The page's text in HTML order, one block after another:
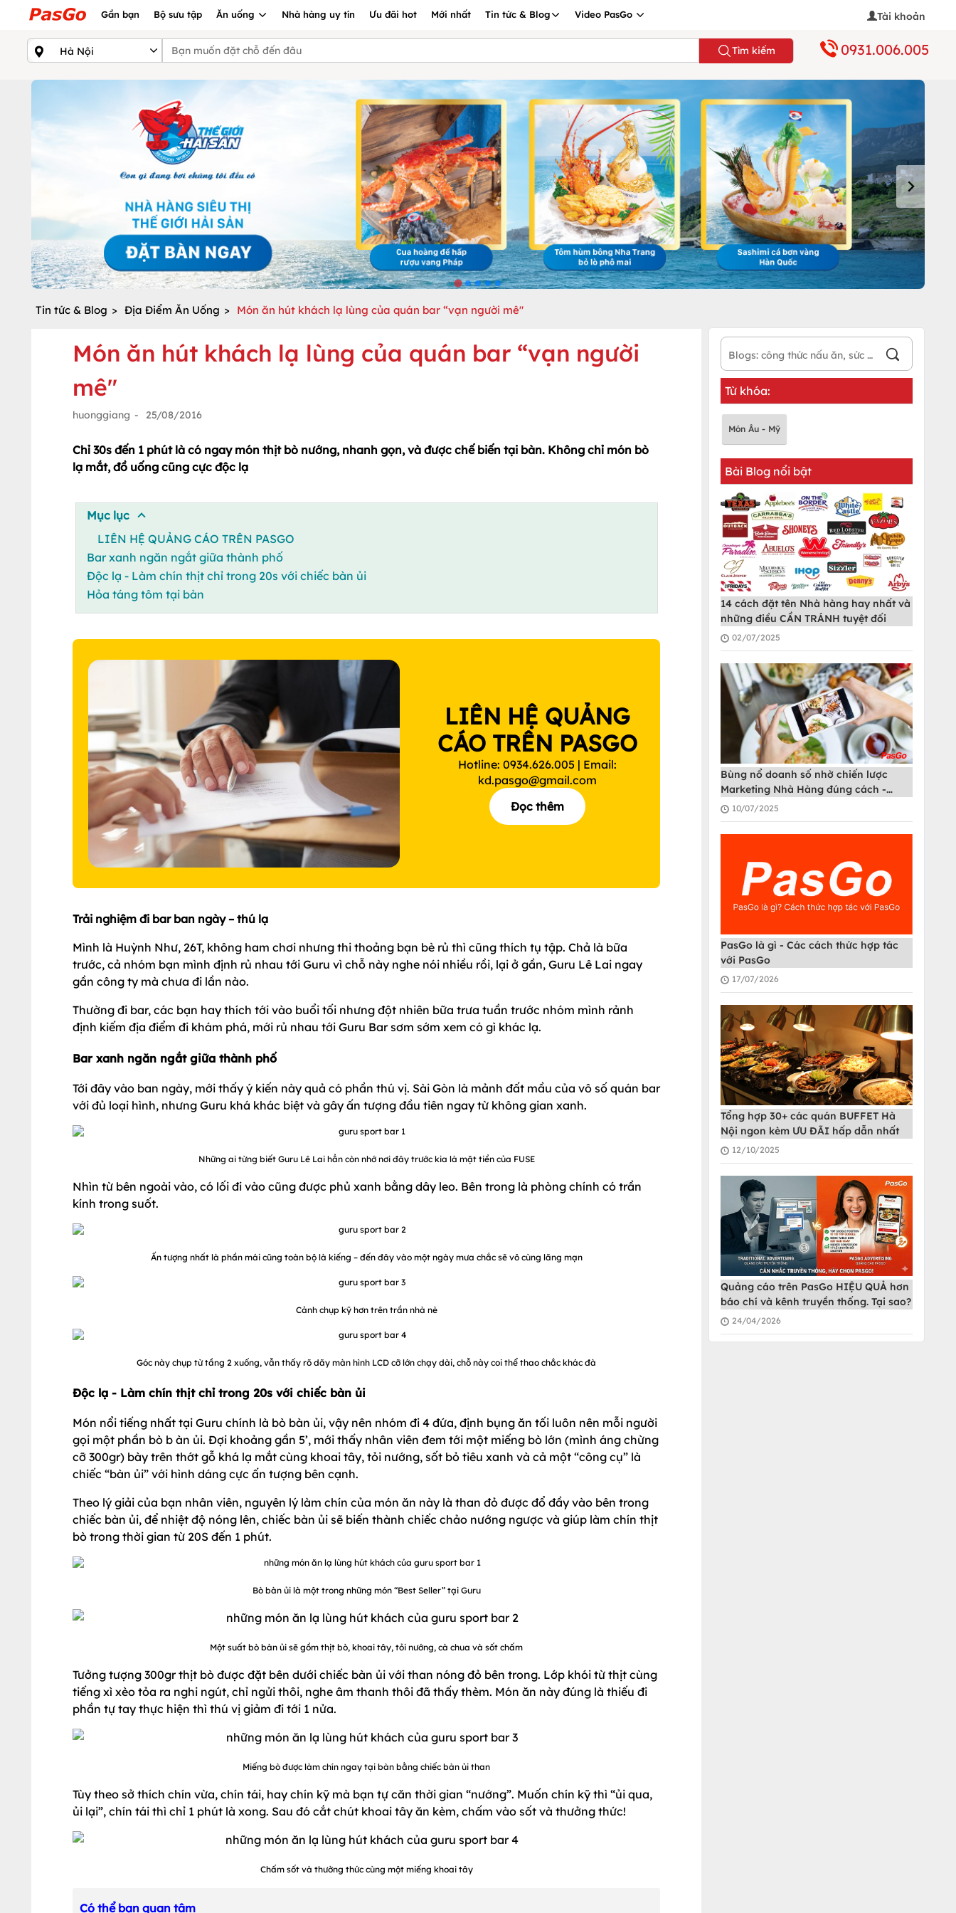
Gần bạn Bộ sưu tập Ăn uống Nhà hàng uy tín Ưu đãi hot Mới nhất Tin tức & Blog Video PasGo Tài khoản
Tìm kiếm 0931.006.005
Tin tức & Blog > Địa Điểm Ăn Uống > Món ăn hút khách lạ lùng của quán bar “vạn người mê"
Món ăn hút khách lạ lùng của quán bar “vạn người
mê"
huonggiang - 25/08/2016
Chỉ 30s đến 1 phút là có ngay món thịt bò nướng, nhanh gọn, và được chế biến tại bàn. Không chỉ món bò
lạ mắt, đồ uống cũng cực độc lạ
Mục lục
LIÊN HỆ QUẢNG CÁO TRÊN PASGO
Bar xanh ngăn ngắt giữa thành phố
Độc lạ - Làm chín thịt chỉ trong 20s với chiếc bàn ủi
Hỏa táng tôm tại bàn
LIÊN HỆ QUẢNG
CÁO TRÊN PASGO
Hotline: 0934.626.005 | Email:
kd.pasgo@gmail.com
Đọc thêm
Trải nghiệm đi bar ban ngày – thú lạ
Mình là Huỳnh Như, 26T, không ham chơi nhưng thi thoảng bạn bè rủ thì cũng thích tụ tập. Chả là bữa
trước, cả nhóm bạn mình định rủ nhau tới Guru vì chỗ này nghe nói nhiều rồi, lại ở gần, Guru Lê Lai ngay
gần công ty mà chưa đi lần nào.
Thường đi bar, các bạn hay thích tới vào buổi tối nhưng đột nhiên bữa trưa tuần trước nhóm mình rảnh
định kiếm địa điểm đi khám phá, mới rủ nhau tới Guru Bar sơm sớm xem có gì khác lạ.
Bar xanh ngăn ngắt giữa thành phố
Tới đây vào ban ngày, mới thấy ý kiến này quả có phần thú vị. Sài Gòn là mảnh đất mầu của vô số quán bar
với đủ loại hình, nhưng Guru khá khác biệt và gây ấn tượng đầu tiên ngay từ không gian xanh.
Những ai từng biết Guru Lê Lai hẳn còn nhớ nơi đây trước kia là mặt tiền của FUSE
Nhìn từ bên ngoài vào, có lối đi vào cũng được phủ xanh bằng dây leo. Bên trong là phòng chính có trần
kính trong suốt.
Ấn tượng nhất là phần mái cũng toàn bộ là kiếng – đến đây vào một ngày mưa chắc sẽ vô cùng lãng mạn
Cảnh chụp kỹ hơn trên trần nhà nè
Góc này chụp từ tầng 2 xuống, vẫn thấy rõ dãy màn hình LCD cỡ lớn chạy dài, chỗ này coi thể thao chắc khác đà
Độc lạ - Làm chín thịt chỉ trong 20s với chiếc bàn ủi
Món nổi tiếng nhất tại Guru chính là bò bàn ủi, vậy nên nhóm đi 4 đứa, định bụng ăn tối luôn nên mỗi người
gọi một phần bò b àn ủi. Đợi khoảng gần 5’, mới thấy nhân viên đem tới một miếng bò lớn (mình áng chừng
cỡ 300gr) bày trên thớt gỗ khá lạ mắt cùng khoai tây, tỏi nướng, sốt bỏ tiêu xanh và cả một “công cụ” là
chiếc “bàn ủi” với hình dáng cực ấn tượng bên cạnh.
Theo lý giải của bạn nhân viên, nguyên lý làm chín của món ăn này là than đỏ được đổ đầy vào bên trong
chiếc bàn ủi, để nhiệt độ nóng lên, chiếc bàn ủi sẽ biến thành chiếc chảo nướng ngược và giúp làm chín thịt
bò trong thời gian từ 20S đến 1 phút.
Bò bàn ủi là một trong những món “Best Seller” tại Guru
Một suất bò bàn ủi sẽ gồm thịt bò, khoai tây, tỏi nướng, cà chua và sốt chấm
Tưởng tượng 300gr thịt bò được đặt bên dưới chiếc bàn ủi với than nóng đỏ bên trong. Lớp khói từ thịt cùng
tiếng xì xèo tỏa ra nghi ngút, chỉ ngửi thôi, nghe âm thanh thôi đã thấy thèm. Món ăn này đúng là thiếu đi
phần tự tay thực hiện thì thú vị giảm đi tới 1 nửa.
Miếng bò được làm chín ngay tại bàn bằng chiếc bàn ủi than
Tùy theo sở thích chín vừa, chín tái, hay chín kỹ mà bạn tự căn thời gian “nướng”. Muốn chín kỹ thì “ủi qua,
ủi lại”, chín tái thì chỉ 1 phút là xong. Sau đó cắt chút khoai tây ăn kèm, chấm vào sốt và thưởng thức!
Chấm sốt và thường thức cùng một miếng khoai tây
Có thể bạn quan tâm
Từ khóa:
Món Âu - Mỹ
Bài Blog nổi bật
14 cách đặt tên Nhà hàng hay nhất và
những điều CẦN TRÁNH tuyệt đối
02/07/2025
Bùng nổ doanh số nhờ chiến lược
Marketing Nhà Hàng đúng cách -
PasGo
10/07/2025
PasGo là gì - Các cách thức hợp tác
với PasGo
17/07/2026
Tổng hợp 30+ các quán BUFFET Hà
Nội ngon kèm ƯU ĐÃI hấp dẫn nhất
12/10/2025
Quảng cáo trên PasGo HIỆU QUẢ hơn
báo chí và kênh truyền thống. Tại sao?
24/04/2026